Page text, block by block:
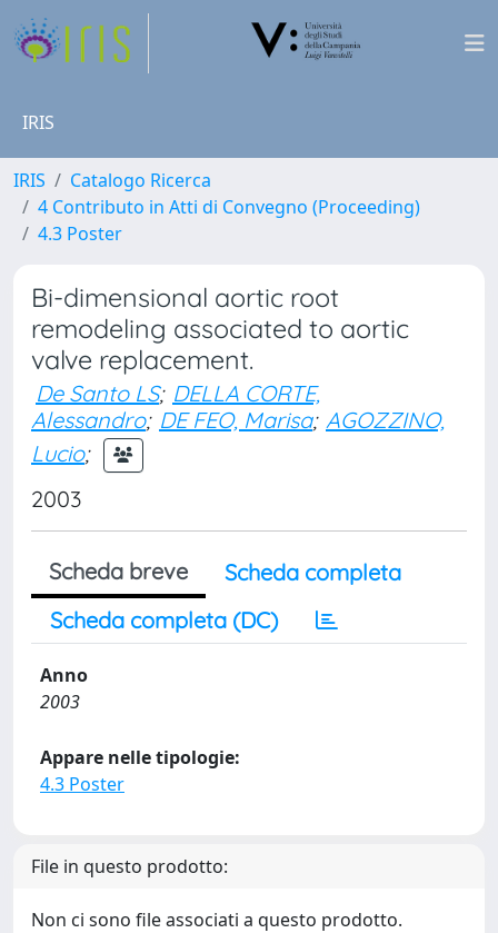
IRIS
IRIS
Catalogo Ricerca
4 Contributo in Atti di Convegno (Proceeding)
4.3 Poster
Bi-dimensional aortic root
remodeling associated to aortic
valve replacement.
De Santo LS; DELLA CORTE,
Alessandro; DE FEO, Marisa; AGOZZINO,
Lucio;
2003
Scheda breve
Scheda completa
Scheda completa (DC)
Anno
2003
Appare nelle tipologie:
4.3 Poster
File in questo prodotto:
Non ci sono file associati a questo prodotto.